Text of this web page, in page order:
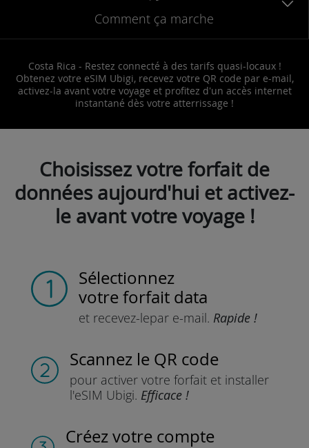
Comment ça marche
Costa Rica - Restez connecté à des tarifs quasi-locaux !
Obtenez votre eSIM Ubigi, recevez votre QR code par e-mail,
activez-la avant votre voyage et profitez d'un accès internet
instantané dès votre atterrissage !
Choisissez votre forfait de
données aujourd'hui et activez-
le avant votre voyage !
Sélectionnez
votre forfait data
et recevez-lepar e-mail. Rapide !
Scannez le QR code
pour activer votre forfaitet installer
l'eSIM Ubigi. Efficace !
Créez votre compte